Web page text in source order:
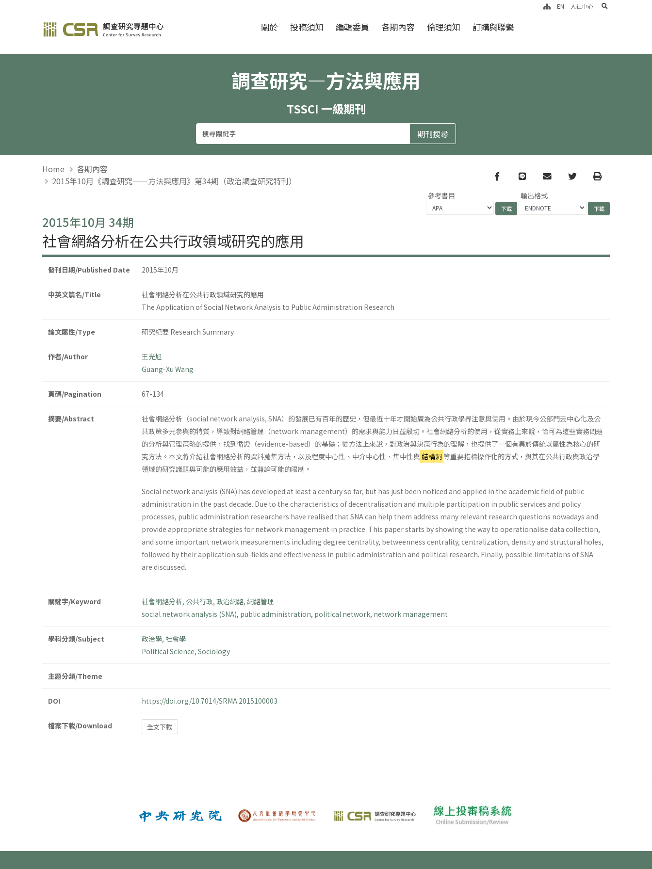
調查研究—方法與應用期刊 關於 投稿須知 編輯委員 各期內容 倫理須知 訂購與聯繫
EN 人社中心 search
調查研究—方法與應用
TSSCI 一級期刊
Home
各期內容
2015年10月《調查研究——方法與應用》第34期（政治調查研究特刊）
Facebook
line email TwitterPrint
參考書目 輸出格式
2015年10月 34期
社會網絡分析在公共行政領域研究的應用
發刊日期/Published Date 2015年10月
中英文篇名/Title
社會網絡分析在公共行政領域研究的應用
The Application of Social Network Analysis to Public Administration Research
論文屬性/Type 研究紀要 Research Summary
作者/Author
王光旭
Guang-Xu Wang
頁碼/Pagination 67-134
摘要/Abstract
社會網絡分析（social network analysis, SNA）的發展已有百年的歷史，但最近十年才開始廣為公共行政學界注意與使用。由於現今公部門去中心化及公
共政策多元參與的特質，導致對網絡管理（network management）的需求與能力日益殷切。社會網絡分析的使用，從實務上來說，恰可為這些實務問題
的分析與管理策略的提供，找到循證（evidence-based）的基礎；從方法上來說，對政治與決策行為的理解，也提供了一個有異於傳統以屬性為核心的研
究方法。本文將介紹社會網絡分析的資料蒐集方法，以及程度中心性、中介中心性、集中性與結構洞 等重要指標操作化的方式，與其在公共行政與政治學
領域的研究議題與可能的應用效益，並兼論可能的限制。
Social network analysis (SNA) has developed at least a century so far, but has just been noticed and applied in the academic field of public
administration in the past decade. Due to the characteristics of decentralisation and multiple participation in public services and policy
processes, public administration researchers have realised that SNA can help them address many relevant research questions nowadays and
provide appropriate strategies for network management in practice. This paper starts by showing the way to operationalise data collection,
and some important network measurements including degree centrality, betweenness centrality, centralization, density and structural holes,
followed by their application sub-fields and effectiveness in public administration and political research. Finally, possible limitations of SNA
are discussed.
關鍵字/Keyword 社會網絡分析, 公共行政, 政治網絡, 網絡管理
social network analysis (SNA), public administration, political network, network management
學科分類/Subject 政治學, 社會學
Political Science, Sociology
主題分類/Theme
DOI https://doi.org/10.7014/SRMA.2015100003
檔案下載/Download 全文下載